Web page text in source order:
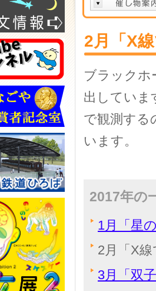
2月「X
ブラックホ
出していま
で観測する
います。
2017年の
1月「星
2月「X
3月「双